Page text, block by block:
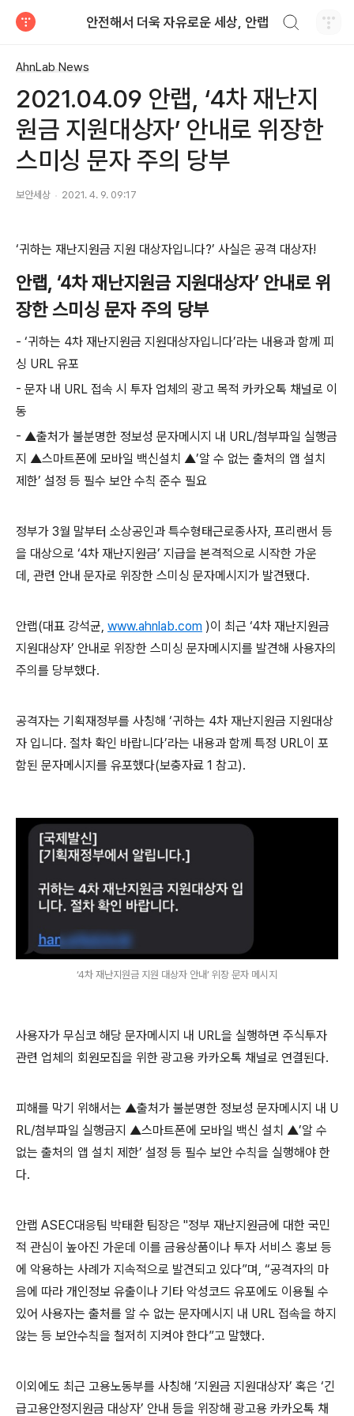
안전해서 더욱 자유로운 세상, 안랩
AhnLab News
2021.04.09 안랩, ‘4차 재난지
원금 지원대상자’ 안내로 위장한
스미싱 문자 주의 당부
보안세상 2021. 4. 9. 09:17
‘귀하는 재난지원금 지원 대상자입니다?’ 사실은 공격 대상자!
안랩, ‘4차 재난지원금 지원대상자’ 안내로 위
장한 스미싱 문자 주의 당부
- ‘귀하는 4차 재난지원금 지원대상자입니다’라는 내용과 함께 피
싱 URL 유포
- 문자 내 URL 접속 시 투자 업체의 광고 목적 카카오톡 채널로 이
동
- ▲출처가 불분명한 정보성 문자메시지 내 URL/첨부파일 실행금
지 ▲스마트폰에 모바일 백신설치 ▲’알 수 없는 출처의 앱 설치
제한’ 설정 등 필수 보안 수칙 준수 필요
정부가 3월 말부터 소상공인과 특수형태근로종사자, 프리랜서 등
을 대상으로 ‘4차 재난지원금’ 지급을 본격적으로 시작한 가운
데 , 관련 안내 문자로 위장한 스미싱 문자메시지가 발견됐다.
안랩(대표 강석균, www.ahnlab.com )이 최근 ‘4차 재난지원금
지원대상자’ 안내로 위장한 스미싱 문자메시지를 발견해 사용자의
주의를 당부했다.
공격자는 기획재정부를 사칭해 ‘귀하는 4차 재난지원금 지원대상
자 입니다. 절차 확인 바랍니다’라는 내용과 함께 특정 URL이 포
함된 문자메시지를 유포했다(보충자료 1 참고).
‘4차 재난지원금 지원 대상자 안내’ 위장 문자 메시지
사용자가 무심코 해당 문자메시지 내 URL을 실행하면 주식투자
관련 업체의 회원모집을 위한 광고용 카카오톡 채널로 연결된다.
피해를 막기 위해서는 ▲출처가 불분명한 정보성 문자메시지 내 U
RL/첨부파일 실행금지 ▲스마트폰에 모바일 백신 설치 ▲’알 수
없는 출처의 앱 설치 제한’ 설정 등 필수 보안 수칙을 실행해야 한
다.
안랩 ASEC대응팀 박태환 팀장은 "정부 재난지원금에 대한 국민
적 관심이 높아진 가운데 이를 금융상품이나 투자 서비스 홍보 등
에 악용하는 사례가 지속적으로 발견되고 있다”며, “공격자의 마
음에 따라 개인정보 유출이나 기타 악성코드 유포에도 이용될 수
있어 사용자는 출처를 알 수 없는 문자메시지 내 URL 접속을 하지
않는 등 보안수칙을 철저히 지켜야 한다”고 말했다.
이외에도 최근 고용노동부를 사칭해 ‘지원금 지원대상자’ 혹은 ‘긴
급고용안정지원금 대상자’ 안내 등을 위장해 광고용 카카오톡 채